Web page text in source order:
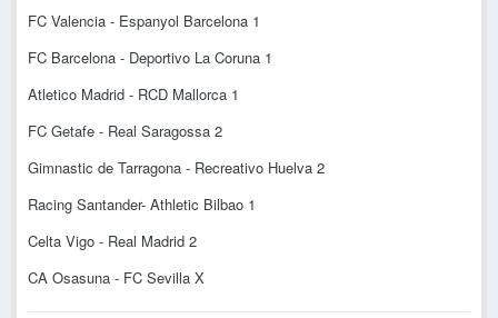
FC Valencia - Espanyol Barcelona 1
FC Barcelona - Deportivo La Coruna 1
Atletico Madrid - RCD Mallorca 1
FC Getafe - Real Saragossa 2
Gimnastic de Tarragona - Recreativo Huelva 2
Racing Santander- Athletic Bilbao 1
Celta Vigo - Real Madrid 2
CA Osasuna - FC Sevilla X